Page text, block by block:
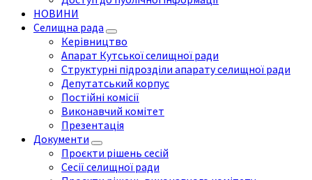
НОВИНИ
Селищна рада
Керівництво
Апарат Кутської селищної ради
Структурні підрозділи апарату селищної ради
Депутатський корпус
Постійні комісії
Виконавчий комітет
Презентація
Документи
Проєкти рішень сесій
Сесії селищної ради